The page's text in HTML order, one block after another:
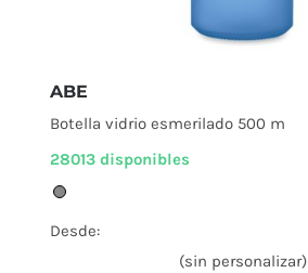
ABE
Botella vidrio esmerilado 500 m
28013 disponibles
Desde:
(sin personalizar)